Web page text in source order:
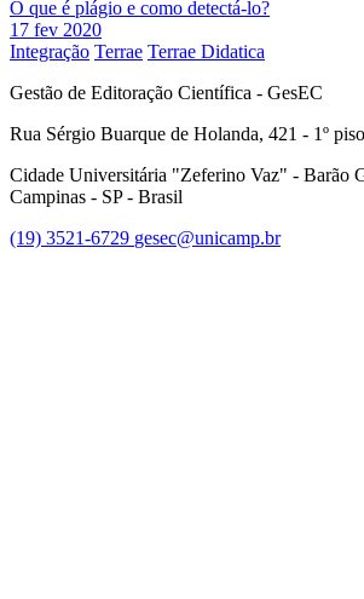
O que é plágio e como detectá-lo?
17 fev 2020
Integração Terrae Terrae Didatica
Gestão de Editoração Científica - GesEC
Rua Sérgio Buarque de Holanda, 421 - 1º piso
Cidade Universitária "Zeferino Vaz" - Barão
Campinas - SP - Brasil
(19) 3521-6729 gesec@unicamp.br